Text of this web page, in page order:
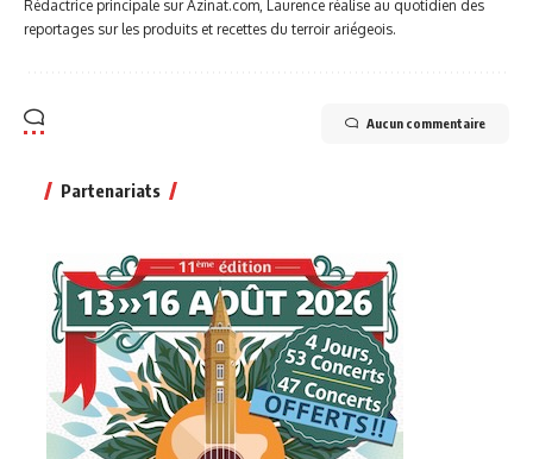
Rédactrice principale sur Azinat.com, Laurence réalise au quotidien des
reportages sur les produits et recettes du terroir ariégeois.
Aucun commentaire
Partenariats